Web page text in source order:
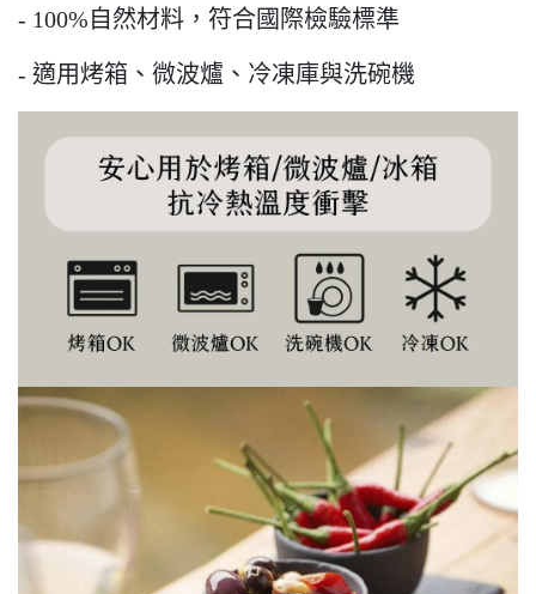
- 100%自然材料，符合國際檢驗標準
- 適用烤箱、微波爐、冷凍庫與洗碗機